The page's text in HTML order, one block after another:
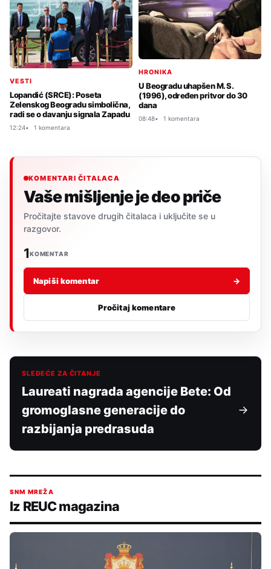
VESTI
Lopandić (SRCE): Poseta
Zelenskog Beogradu simbolična,
radi se o davanju signala Zapadu
12:24 1 komentara
HRONIKA
U Beogradu uhapšen M. S.
(1996), određen pritvor do 30
dana
08:48 1 komentara
KOMENTARI ČITALACA
Vaše mišljenje je deo priče
Pročitajte stavove drugih čitalaca i uključite se u
razgovor.
1KOMENTAR
Napiši komentar →
Pročitaj komentare
SLEDEĆE ZA ČITANJE
Laureati nagrada agencije Bete: Od
gromoglasne generacije do
razbijanja predrasuda
SNM MREŽA
Iz REUC magazina